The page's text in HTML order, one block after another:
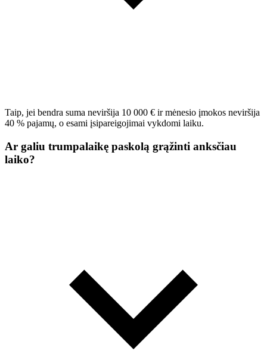
Taip, jei bendra suma neviršija 10 000 € ir mėnesio įmokos neviršija
40 % pajamų, o esami įsipareigojimai vykdomi laiku.
Ar galiu trumpalaikę paskolą grąžinti anksčiau
laiko?